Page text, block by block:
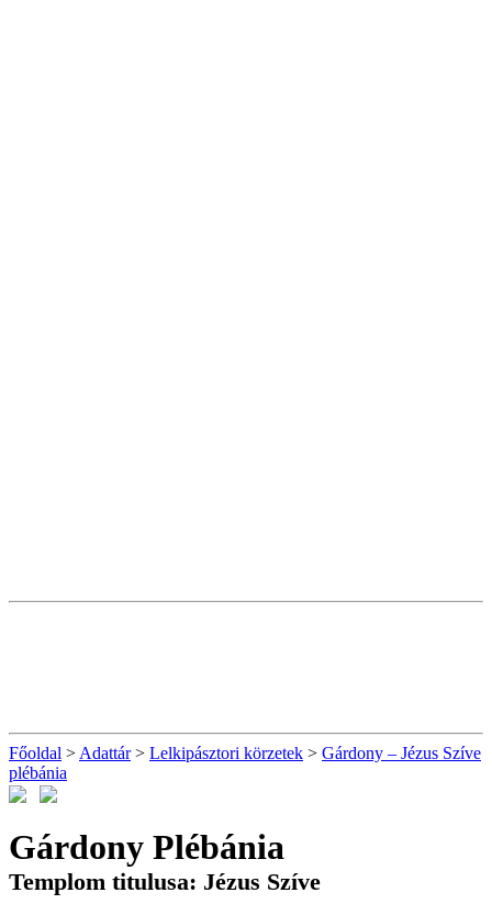
Főoldal > Adattár> Lelkipásztori körzetek > Gárdony – Jézus Szíve
plébánia
Gárdony Plébánia
Templom titulusa: Jézus Szíve